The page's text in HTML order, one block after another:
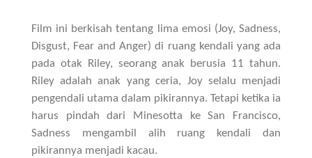
Film ini berkisah tentang lima emosi (Joy, Sadness,
Disgust, Fear and Anger) di ruang kendali yang ada
pada otak Riley, seorang anak berusia 11 tahun.
Riley adalah anak yang ceria, Joy selalu menjadi
pengendali utama dalam pikirannya. Tetapi ketika ia
harus pindah dari Minesotta ke San Francisco,
Sadness mengambil alih ruang kendali dan
pikirannya menjadi kacau.